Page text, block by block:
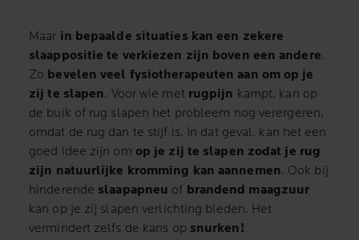
Maar in bepaalde situaties kan een zekere
slaappositie te verkiezen zijn boven een andere.
Zo bevelen veel fysiotherapeuten aan om op je
zij te slapen. Voor wie met rugpijn kampt, kan op
de buik of rug slapen het probleem nog verergeren,
omdat de rug dan te stijf is. In dat geval, kan het een
goed idee zijn om op je zij te slapen zodat je rug
zijn natuurlijke kromming kan aannemen. Ook bij
hinderende slaapapneu of brandend maagzuur
kan op je zij slapen verlichting bieden. Het
vermindert zelfs de kans op snurken!